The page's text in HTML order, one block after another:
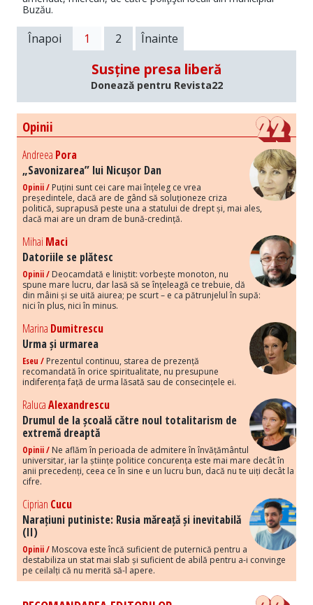
Buzău.
Înapoi 1 2 Înainte
Susține presa liberă
Donează pentru Revista22
Opinii
Andreea Pora
„Savonizarea” lui Nicușor Dan
Opinii / Puțini sunt cei care mai înțeleg ce vrea
președintele, dacă are de gând să soluționeze criza
politică, suprapusă peste una a statului de drept și, mai ales,
dacă mai are un dram de bună-credință.
Mihai Maci
Datoriile se plătesc
Opinii / Deocamdată e liniștit: vorbește monoton, nu
spune mare lucru, dar lasă să se înțeleagă ce trebuie, dă
din mâini și se uită aiurea; pe scurt – e ca pătrunjelul în supă:
nici în plus, nici în minus.
Marina Dumitrescu
Urma și urmarea
Eseu / Prezentul continuu, starea de prezență
recomandată în orice spiritualitate, nu presupune
indiferența față de urma lăsată sau de consecințele ei.
RalucaAlexandrescu
Drumul de la școală către noul totalitarism de
extremă dreaptă
Opinii / Ne aflăm în perioada de admitere în învățământul
universitar, iar la științe politice concurența este mai mare decât în
anii precedenți, ceea ce în sine e un lucru bun, dacă nu te uiți decât la
cifre.
Ciprian Cucu
Narațiuni putiniste: Rusia măreață și inevitabilă
(II)
Opinii / Moscova este încă suficient de puternică pentru a
destabiliza un stat mai slab și suficient de abilă pentru a-i convinge
pe ceilalți că nu merită să-l apere.